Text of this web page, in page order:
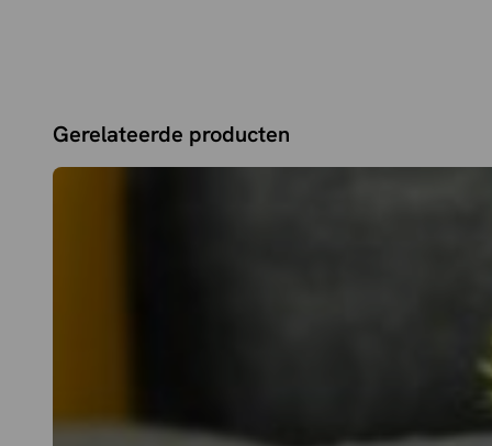
Gerelateerde producten